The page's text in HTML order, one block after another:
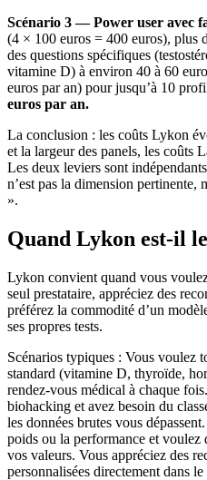
Scénario 3 — Power user avec
(4 × 100 euros = 400 euros), plus
des questions spécifiques
vitamine D) à environ 40 à 60
euros par an) pour jusqu’à 10
euros par an.
La conclusion : les coûts Lykon
et la largeur des panels, les coûts
Les deux leviers sont
n’est pas la dimension pertinente,
».
Quand Lykon est-il
Lykon convient quand vous
seul prestataire, appréciez des
préférez la commodité d’un
ses propres tests.
Scénarios typiques : Vous voulez
standard (vitamine D, thyroïde,
rendez-vous médical à chaque
biohacking et avez besoin du
les données brutes vous
poids ou la performance et voulez
vos valeurs. Vous appréciez des
personnalisées directement dans le